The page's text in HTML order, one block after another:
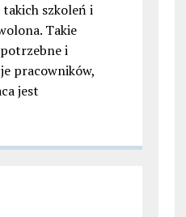
takich szkoleń i
Takie
i
pracowników,
jest